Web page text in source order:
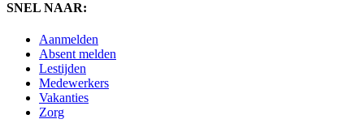
SNEL NAAR:
Aanmelden
Absent melden
Lestijden
Medewerkers
Vakanties
Zorg